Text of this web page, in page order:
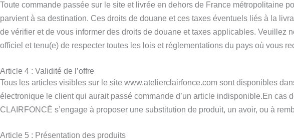
Toute commande passée sur le site et livrée en dehors de France métropolitaine
parvient à sa destination. Ces droits de douane et ces taxes éventuels liés à la
de vérifier et de vous informer des droits de douane et taxes applicables. Veuillez
officiel et tenu(e) de respecter toutes les lois et réglementations du pays où vous
Article 4 : Validité de l’offre
Tous les articles visibles sur le site www.atelierclairfonce.com sont disponibles
électronique le client qui aurait passé commande d’un article indisponible.En cas
CLAIRFONCÉ s’engage à proposer une substitution de produit, un avoir, ou à
Article 5 : Présentation des produits